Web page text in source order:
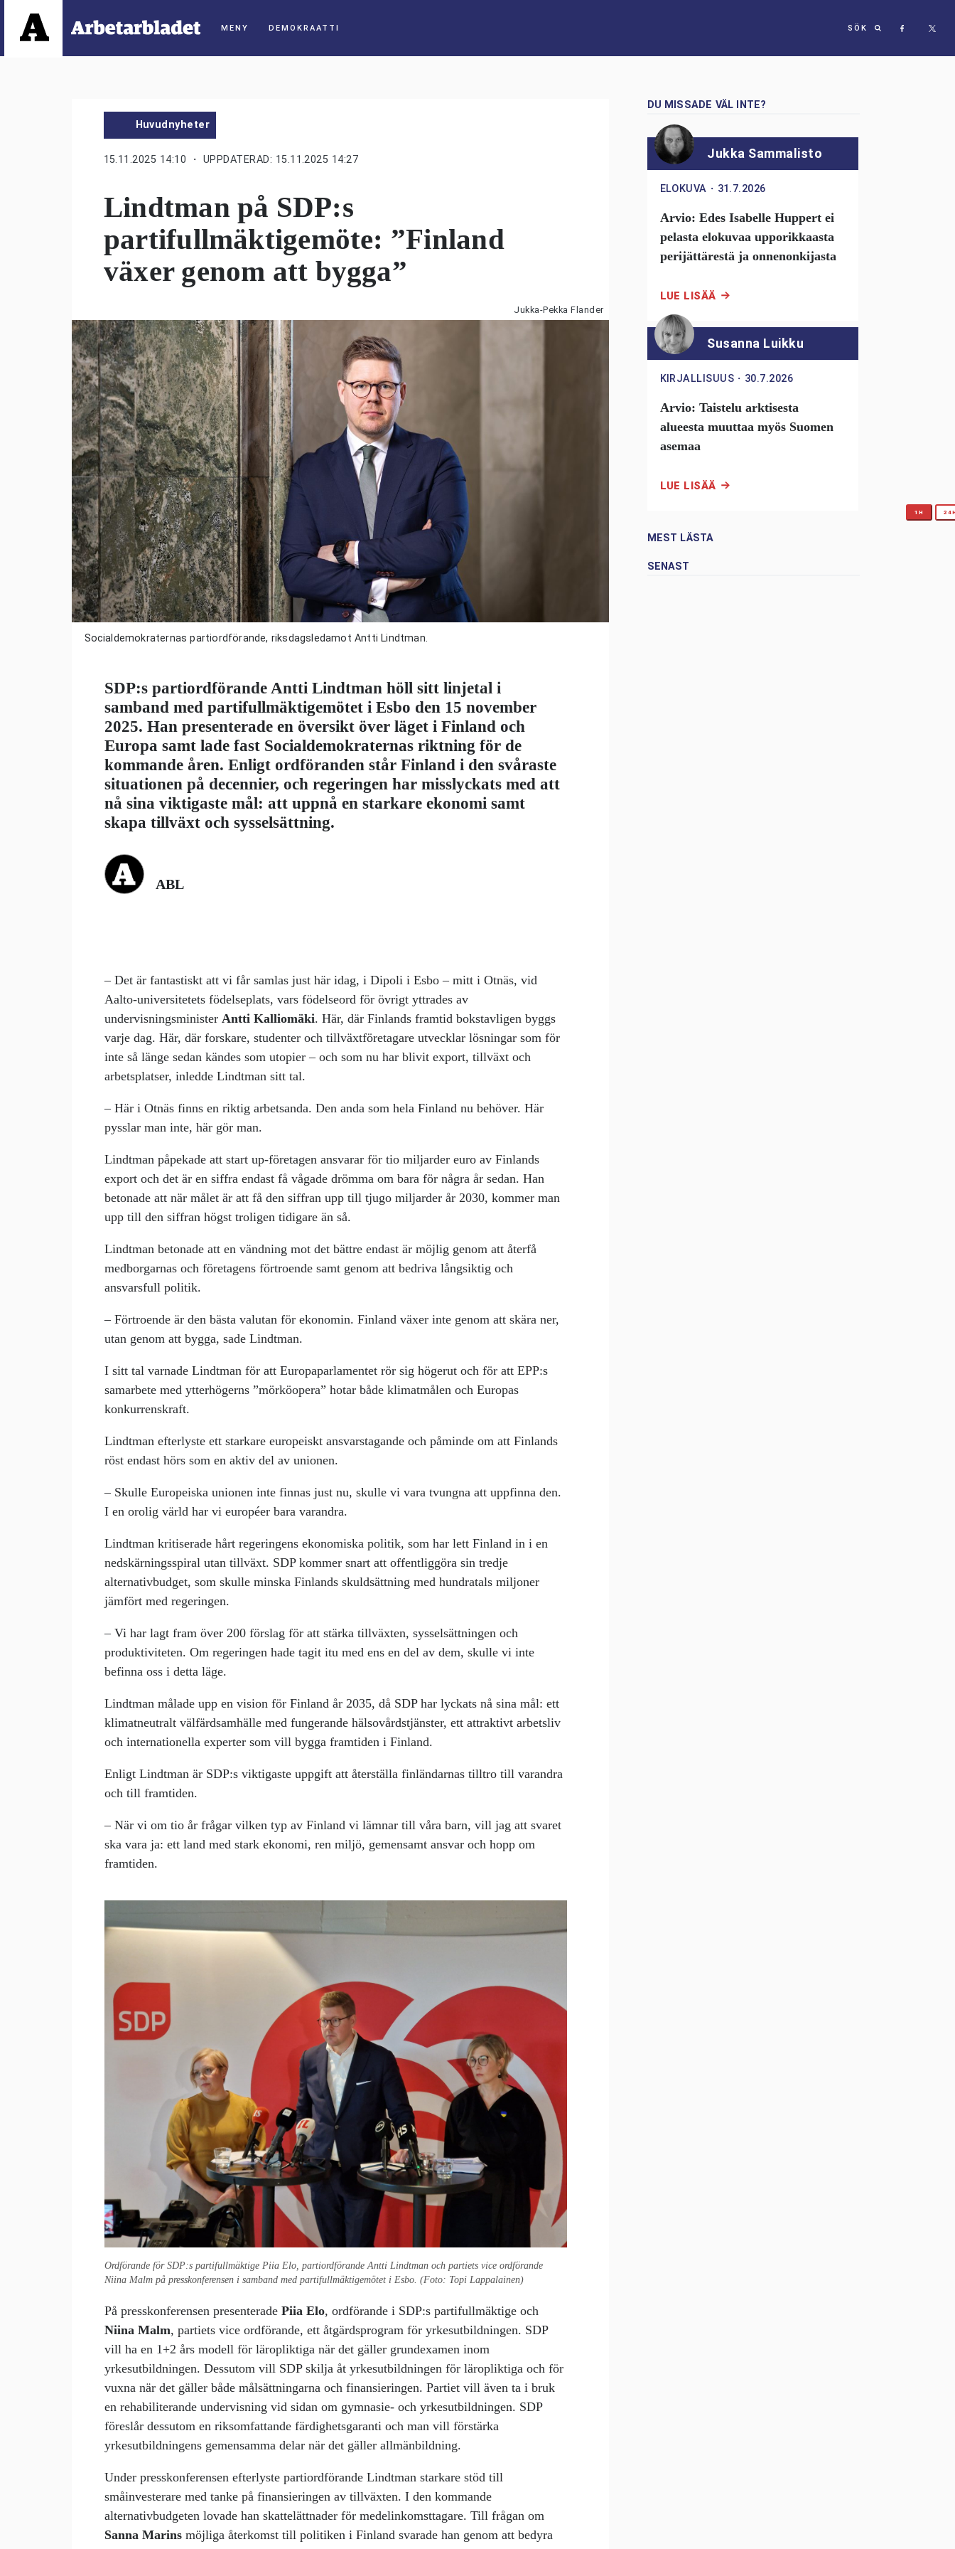
DEMOKRAATTI SÖK
Huvudnyheter
15.11.2025 14:10 ・ UPPDATERAD: 15.11.2025 14:27
Lindtman på SDP:s
partifullmäktigemöte: ”Finland
växer genom att bygga”
Jukka-Pekka Flander
Socialdemokraternas partiordförande, riksdagsledamot Antti Lindtman.
SDP:s partiordförande Antti Lindtman höll sitt linjetal i
samband med partifullmäktigemötet i Esbo den 15 november
2025. Han presenterade en översikt över läget i Finland och
Europa samt lade fast Socialdemokraternas riktning för de
kommande åren. Enligt ordföranden står Finland i den svåraste
situationen på decennier, och regeringen har misslyckats med att
nå sina viktigaste mål: att uppnå en starkare ekonomi samt
skapa tillväxt och sysselsättning.
ABL
– Det är fantastiskt att vi får samlas just här idag, i Dipoli i Esbo – mitt i Otnäs, vid
Aalto-universitetets födelseplats, vars födelseord för övrigt yttrades av
undervisningsministerAntti Kalliomäki. Här, där Finlands framtid bokstavligen byggs
varje dag. Här, där forskare, studenter och tillväxtföretagare utvecklar lösningar som för
inte så länge sedan kändes som utopier – och som nu har blivit export, tillväxt och
arbetsplatser, inledde Lindtman sitt tal.
– Här i Otnäs finns en riktig arbetsanda. Den anda som hela Finland nu behöver. Här
pysslar man inte, här gör man.
Lindtman påpekade att start up-företagen ansvarar för tio miljarder euro av Finlands
export och det är en siffra endast få vågade drömma om bara för några år sedan. Han
betonade att när målet är att få den siffran upp till tjugo miljarder år 2030, kommer man
upp till den siffran högst troligen tidigare än så.
Lindtman betonade att en vändning mot det bättre endast är möjlig genom att återfå
medborgarnas och företagens förtroende samt genom att bedriva långsiktig och
ansvarsfull politik.
– Förtroende är den bästa valutan för ekonomin. Finland växer inte genom att skära ner,
utan genom att bygga, sade Lindtman.
I sitt tal varnade Lindtman för att Europaparlamentet rör sig högerut och för att EPP:s
samarbete med ytterhögerns ”mörköopera” hotar både klimatmålen och Europas
konkurrenskraft.
Lindtman efterlyste ett starkare europeiskt ansvarstagande och påminde om att Finlands
röst endast hörs som en aktiv del av unionen.
– Skulle Europeiska unionen inte finnas just nu, skulle vi vara tvungna att uppfinna den.
I en orolig värld har vi européer bara varandra.
Lindtman kritiserade hårt regeringens ekonomiska politik, som har lett Finland in i en
nedskärningsspiral utan tillväxt. SDP kommer snart att offentliggöra sin tredje
alternativbudget, som skulle minska Finlands skuldsättning med hundratals miljoner
jämfört med regeringen.
– Vi har lagt fram över 200 förslag för att stärka tillväxten, sysselsättningen och
produktiviteten. Om regeringen hade tagit itu med ens en del av dem, skulle vi inte
befinna oss i detta läge.
Lindtman målade upp en vision för Finland år 2035, då SDP har lyckats nå sina mål: ett
klimatneutralt välfärdsamhälle med fungerande hälsovårdstjänster, ett attraktivt arbetsliv
och internationella experter som vill bygga framtiden i Finland.
Enligt Lindtman är SDP:s viktigaste uppgift att återställa finländarnas tilltro till varandra
och till framtiden.
– När vi om tio år frågar vilken typ av Finland vi lämnar till våra barn, vill jag att svaret
ska vara ja: ett land med stark ekonomi, ren miljö, gemensamt ansvar och hopp om
framtiden.
Ordförande för SDP:s partifullmäktige Piia Elo, partiordförande Antti Lindtman och partiets vice ordförande
Niina Malm på presskonferensen i samband med partifullmäktigemötet i Esbo. (Foto: Topi Lappalainen)
På presskonferensen presenteradePiia Elo, ordförande i SDP:s partifullmäktige och
Niina Malm, partiets vice ordförande, ett åtgärdsprogram för yrkesutbildningen. SDP
vill ha en 1+2 års modell för läropliktiga när det gäller grundexamen inom
yrkesutbildningen. Dessutom vill SDP skilja åt yrkesutbildningen för läropliktiga och för
vuxna när det gäller både målsättningarna och finansieringen. Partiet vill även ta i bruk
en rehabiliterande undervisning vid sidan om gymnasie- och yrkesutbildningen. SDP
föreslår dessutom en riksomfattande färdighetsgaranti och man vill förstärka
yrkesutbildningens gemensamma delar när det gäller allmänbildning.
Under presskonferensen efterlyste partiordförande Lindtman starkare stöd till
småinvesterare med tanke på finansieringen av tillväxten. I den kommande
alternativbudgeten lovade han skattelättnader för medelinkomsttagare. Till frågan om
Sanna Marins möjliga återkomst till politiken i Finland svarade han genom att bedyra
DU MISSADE VÄL INTE?
Jukka Sammalisto
ELOKUVA ・ 31.7.2026
Arvio: Edes Isabelle Huppert ei
pelasta elokuvaa upporikkaasta
perijättärestä ja onnenonkijasta
LUE LISÄÄ
Susanna Luikku
KIRJALLISUUS ・ 30.7.2026
Arvio: Taistelu arktisesta
alueesta muuttaa myös Suomen
asemaa
LUE LISÄÄ
MEST LÄSTA
1H
SENAST